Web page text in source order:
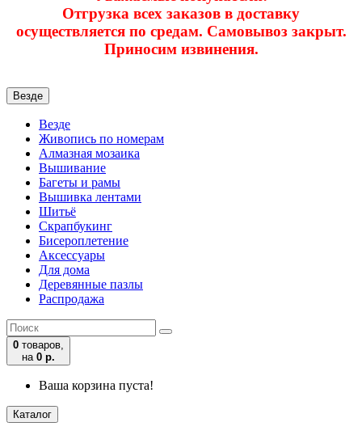
Отгрузка всех заказов в доставку
осуществляется по средам. Самовывоз закрыт.
Приносим извинения.
Везде
Везде
Живопись по номерам
Алмазная мозаика
Вышивание
Багеты и рамы
Вышивка лентами
Шитьё
Скрапбукинг
Бисероплетение
Аксессуары
Для дома
Деревянные пазлы
Распродажа
0 товаров,
на 0 р.
Ваша корзина пуста!
Каталог